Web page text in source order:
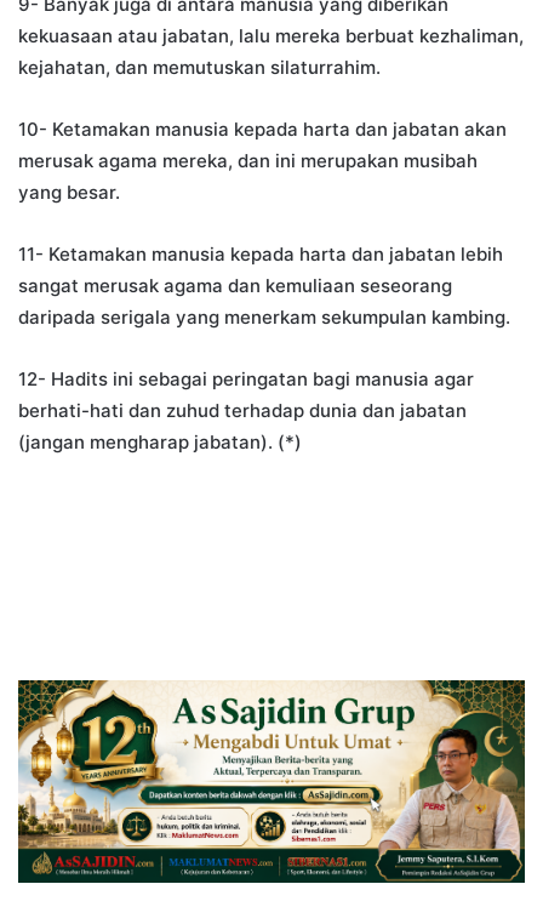
kekuasaan atau jabatan, lalu mereka berbuat kezhaliman,
kejahatan, dan memutuskan silaturrahim.
10- Ketamakan manusia kepada harta dan jabatan akan
merusak agama mereka, dan ini merupakan musibah
yang besar.
11- Ketamakan manusia kepada harta dan jabatan lebih
sangat merusak agama dan kemuliaan seseorang
daripada serigala yang menerkam sekumpulan kambing.
12- Hadits ini sebagai peringatan bagi manusia agar
berhati-hati dan zuhud terhadap dunia dan jabatan
(jangan mengharap jabatan). (*)